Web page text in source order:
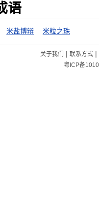
语
米盐博辩 米粒之珠
关于我们 | 联系方式|
粤ICP备